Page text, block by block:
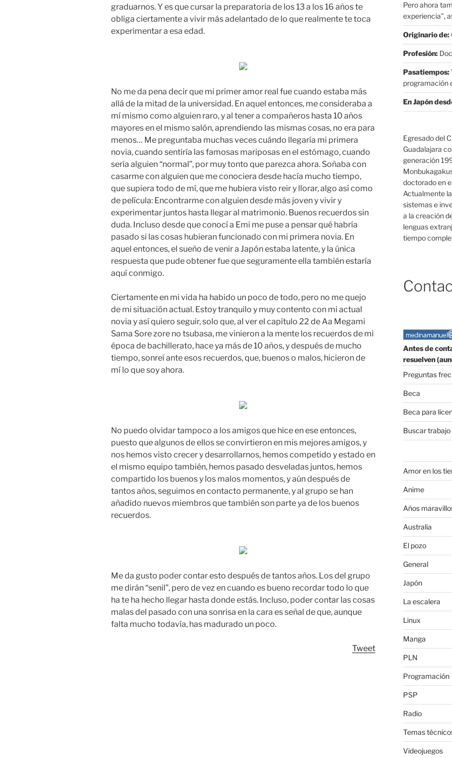
graduarnos. Y es que cursar la preparatoria de los 13 a los 16 años te
obliga ciertamente a vivir más adelantado de lo que realmente te toca
experimentar a esa edad.
No me da pena decir que mi primer amor real fue cuando estaba más
allá de la mitad de la universidad. En aquel entonces, me consideraba a
mí mismo como alguien raro, y al tener a compañeros hasta 10 años
mayores en el mismo salón, aprendiendo las mismas cosas, no era para
menos… Me preguntaba muchas veces cuándo llegaría mi primera
novia, cuando sentiría las famosas mariposas en el estómago, cuando
sería alguien “normal”, por muy tonto que parezca ahora. Soñaba con
casarme con alguien que me conociera desde hacía mucho tiempo,
que supiera todo de mí, que me hubiera visto reir y llorar, algo así como
de película: Encontrarme con alguien desde más joven y vivir y
experimentar juntos hasta llegar al matrimonio. Buenos recuerdos sin
duda. Incluso desde que conocí a Emi me puse a pensar qué habría
pasado si las cosas hubieran funcionado con mi primera novia. En
aquel entonces, el sueño de venir a Japón estaba latente, y la única
respuesta que pude obtener fue que seguramente ella también estaría
aquí conmigo.
Ciertamente en mi vida ha habido un poco de todo, pero no me quejo
de mi situación actual. Estoy tranquilo y muy contento con mi actual
novia y así quiero seguir, solo que, al ver el capítulo 22 de Aa Megami
Sama Sore zore no tsubasa, me vinieron a la mente los recuerdos de mi
época de bachillerato, hace ya más de 10 años, y después de mucho
tiempo, sonreí ante esos recuerdos, que, buenos o malos, hicieron de
mí lo que soy ahora.
No puedo olvidar tampoco a los amigos que hice en ese entonces,
puesto que algunos de ellos se convirtieron en mis mejores amigos, y
nos hemos visto crecer y desarrollarnos, hemos competido y estado en
el mismo equipo también, hemos pasado desveladas juntos, hemos
compartido los buenos y los malos momentos, y aún después de
tantos años, seguimos en contacto permanente, y al grupo se han
añadido nuevos miembros que también son parte ya de los buenos
recuerdos.
Me da gusto poder contar esto después de tantos años. Los del grupo
me dirán “senil”, pero de vez en cuando es bueno recordar todo lo que
ha te ha hecho llegar hasta donde estás. Incluso, poder contar las cosas
malas del pasado con una sonrisa en la cara es señal de que, aunque
falta mucho todavía, has madurado un poco.
Tweet
Pero ahora
experiencia",
Originario de:
Profesión:
Pasatiempos:
programación
En Japón
Egresado del
Guadalajara
generación
doctorado en
Actualmente
sistemas e
a la creación
lenguas
tiempo
Antes de
resuelven
Preguntas
Beca
Beca para
Buscar
Amor en los
Anime
Años
Australia
El pozo
General
Japón
La escalera
Linux
Manga
PLN
Programación
PSP
Radio
Temas
Videojuegos